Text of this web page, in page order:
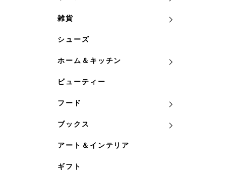
雑貨
シューズ
ホーム＆キッチン
ビューティー
フード
ブックス
アート＆インテリア
ギフト